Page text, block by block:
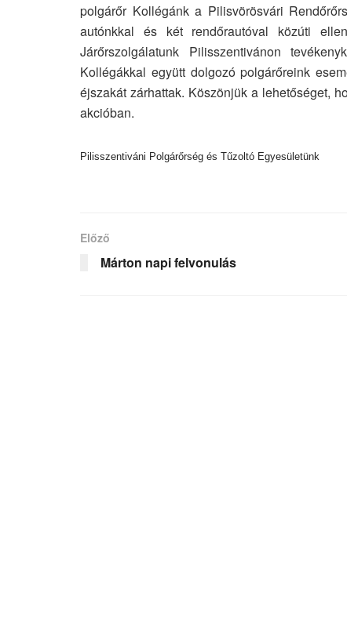
polgárőr Kollégánk a Pilisvörösvári
autónkkal és két rendőrautóval közúti
Járőrszolgálatunk Pilisszentivánon
Kollégákkal együtt dolgozó polgárőreink
éjszakát zárhattak. Köszönjük a lehetőséget,
akcióban.
Pilisszentiváni Polgárőrség és Tűzoltó Egyesületünk
Előző
Márton napi felvonulás